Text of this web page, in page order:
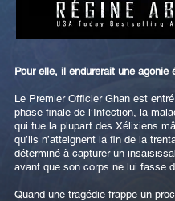
Pour elle, il endurerait une agonie
Le Premier Officier Ghan est
phase finale de l’Infection, la
qui tue la plupart des Xélixiens
qu’ils n’atteignent la fin de la
déterminé à capturer un
avant que son corps ne lui fasse
Quand une tragédie frappe un